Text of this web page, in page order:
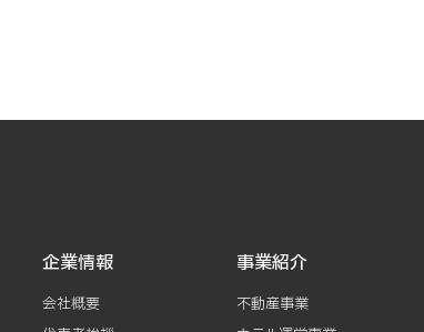
企業情報
会社概要
事業紹介
不動産事業